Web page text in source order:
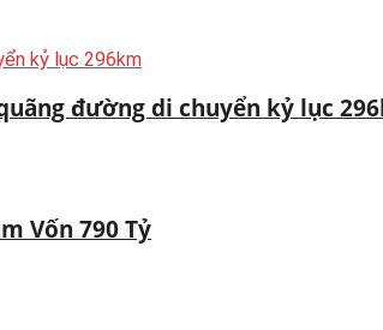
đường di chuyển kỷ lục
Vốn 790 Tỷ